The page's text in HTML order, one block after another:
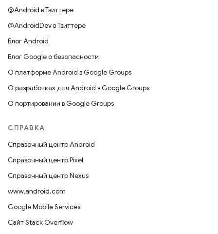
@Android в Твиттере
@AndroidDev в Твиттере
Блог Android
Блог Google о безопасности
О платформе Android в Google Groups
О разработках для Android в Google Groups
О портировании в Google Groups
СПРАВКА
Справочный центр Android
Справочный центр Pixel
Справочный центр Nexus
www.android.com
Google Mobile Services
Сайт Stack Overflow